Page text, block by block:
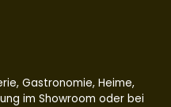
Gastronomie, Heime,
im Showroom oder bei